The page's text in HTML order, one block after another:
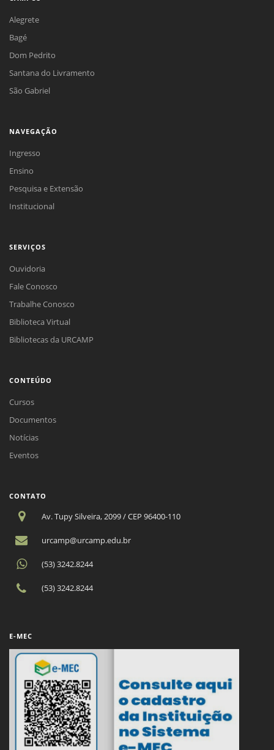
Alegrete
Bagé
Dom Pedrito
Santana do Livramento
São Gabriel
NAVEGAÇÃO
Ingresso
Ensino
Pesquisa e Extensão
Institucional
SERVIÇOS
Ouvidoria
Fale Conosco
Trabalhe Conosco
Biblioteca Virtual
Bibliotecas da URCAMP
CONTEÚDO
Cursos
Documentos
Notícias
Eventos
CONTATO
Av. Tupy Silveira, 2099 / CEP 96400-110
urcamp@urcamp.edu.br
(53) 3242.8244
(53) 3242.8244
E-MEC